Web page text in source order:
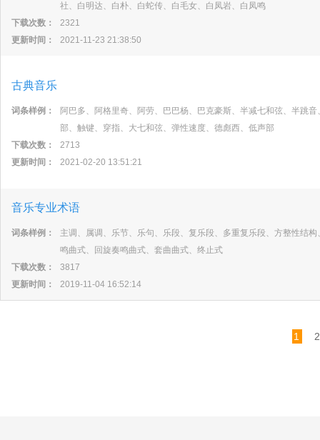
社、白明达、白朴、白蛇传、白毛女、白凤岩、白凤鸣
下载次数：
2321
更新时间：
2021-11-23 21:38:50
古典音乐
词条样例：
阿巴多、阿格里奇、阿劳、巴巴杨、巴克豪斯、半减七和弦、半跳
部、触键、穿指、大七和弦、弹性速度、德彪西、低声部
下载次数：
2713
更新时间：
2021-02-20 13:51:21
音乐专业术语
词条样例：
主调、属调、乐节、乐句、乐段、复乐段、多重复乐段、方整性结
鸣曲式、回旋奏鸣曲式、套曲曲式、终止式
下载次数：
3817
更新时间：
2019-11-04 16:52:14
1 2